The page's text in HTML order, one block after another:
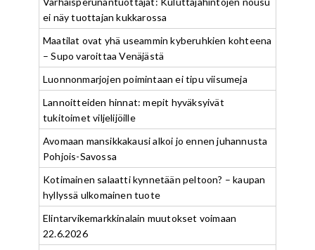
ei näy tuottajan kukkarossa
Maatilat ovat yhä useammin kyberuhkien kohteena
– Supo varoittaa Venäjästä
Luonnonmarjojen poimintaan ei tipu viisumeja
Lannoitteiden hinnat: mepit hyväksyivät
tukitoimet viljelijöille
Avomaan mansikkakausi alkoi jo ennen juhannusta
Pohjois-Savossa
Kotimainen salaatti kynnetään peltoon? – kaupan
hyllyssä ulkomainen tuote
Elintarvikemarkkinalain muutokset voimaan
22.6.2026